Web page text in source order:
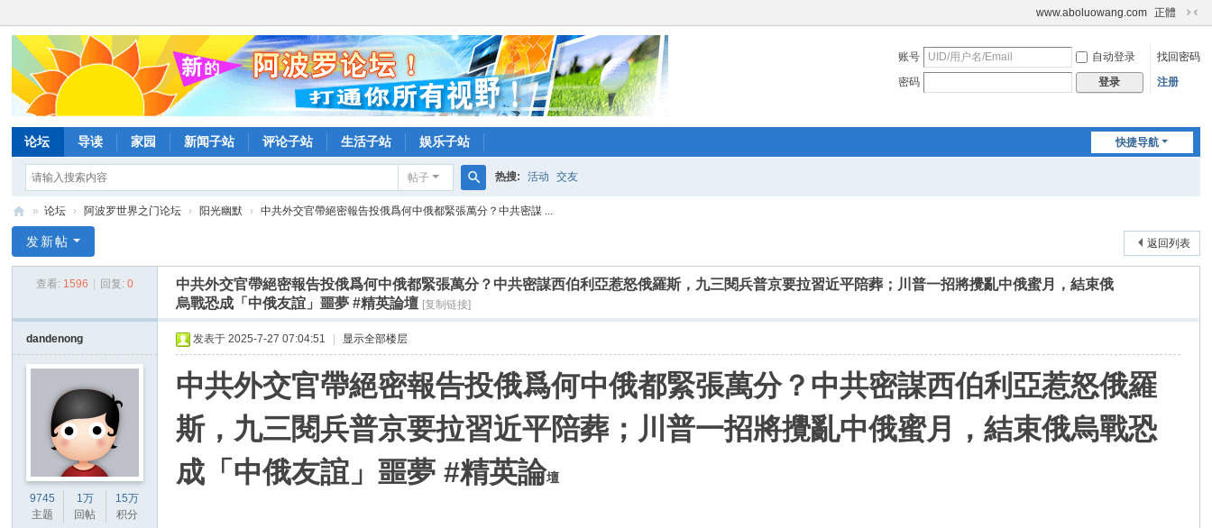
www.aboluowang.com 正體
切
到
账号 自动登录
找回密码
密码
登录 注册
快捷导航
论坛 导读 家园 新闻子站 评论子站 生活子站 娱乐子站
帖子
搜
热搜: 活动 交友
波
网
论
坛
» 论坛 › 阿波罗世界之门论坛 › 阳光幽默 › 中共外交官帶絕密報告投俄爲何中俄都緊張萬分？中共密謀 ...
返回列表
发新帖
查看: 1596 回复: 0
中共外交官帶絕密報告投俄爲何中俄都緊張萬分？中共密謀西伯利亞惹怒俄羅斯，九三閱兵普京要拉習近平陪葬；川普一招將攪亂中俄蜜月，結束俄
烏戰恐成「中俄友誼」噩夢 #精英論壇 [复制链接]
dandenong
9745
主题
1万
回帖
15万
积分
发表于 2025-7-27 07:04:51 显示全部楼层
中共外交官帶絕密報告投俄爲何中俄都緊張萬分？中共密謀西伯利亞惹怒俄羅
斯，九三閱兵普京要拉習近平陪葬；川普一招將攪亂中俄蜜月，結束俄烏戰恐
成「中俄友誼」噩夢 #精英論壇